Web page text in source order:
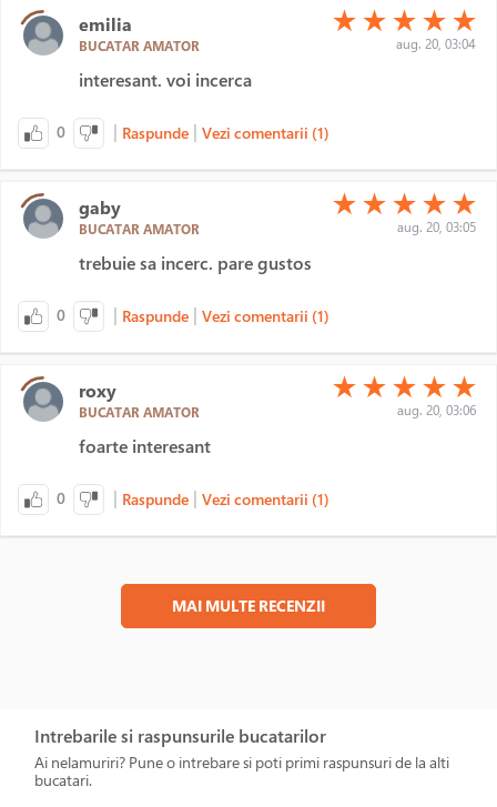
emilia
BUCATAR AMATOR
(*)
★ (*)
★ (*)
★ (*)
★ (*)
★
aug. 20, 03:04
interesant. voi incerca
0 | Raspunde | Vezi comentarii (1)
gaby
BUCATAR AMATOR
(*)
★ (*)
★ (*)
★ (*)
★ (*)
★
aug. 20, 03:05
trebuie sa incerc. pare gustos
0 | Raspunde | Vezi comentarii (1)
roxy
BUCATAR AMATOR
(*)
★ (*)
★ (*)
★ (*)
★ (*)
★
aug. 20, 03:06
foarte interesant
0 | Raspunde | Vezi comentarii (1)
MAI MULTE RECENZII
Intrebarile si raspunsurile bucatarilor
Ai nelamuriri? Pune o intrebare si poti primi raspunsuri de la alti
bucatari.